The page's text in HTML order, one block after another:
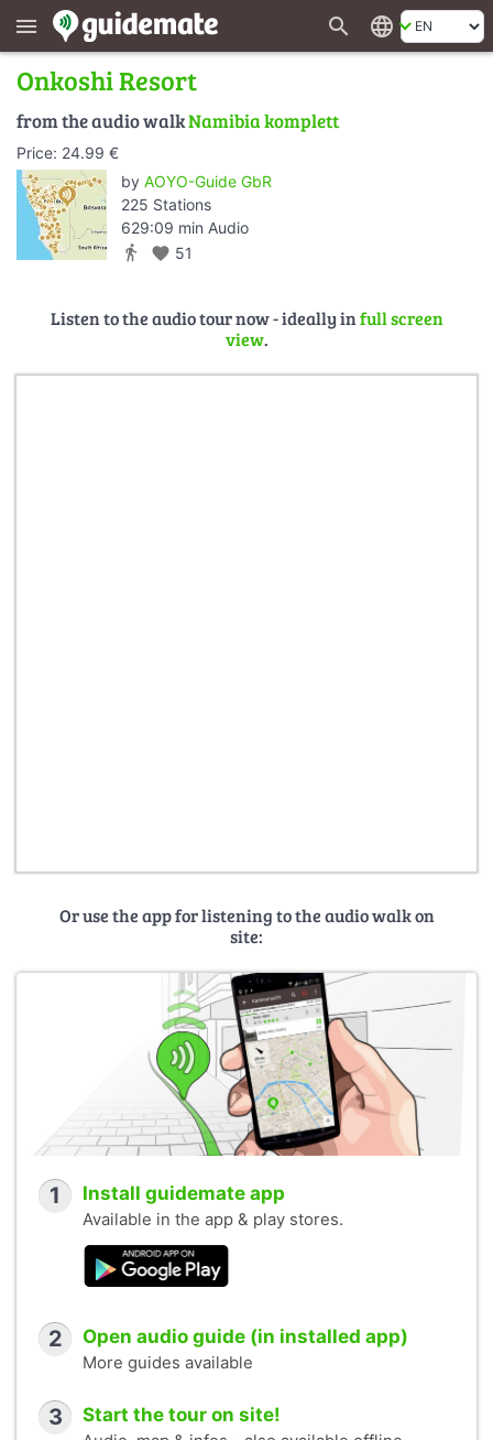
menu search language
Onkoshi Resort
from the audio walkNamibia komplett
Price: 24.99 €
by AOYO-Guide GbR
225 Stations
629:09 min Audio
directions_walk favorite 51
Listen to the audio tour now - ideally infull screen
view.
Or use the app for listening to the audio walk on
site:
1 Install guidemate app
Available in the app & play stores.
2 Open audio guide (in installed app)
More guides available
3 Start the tour on site!